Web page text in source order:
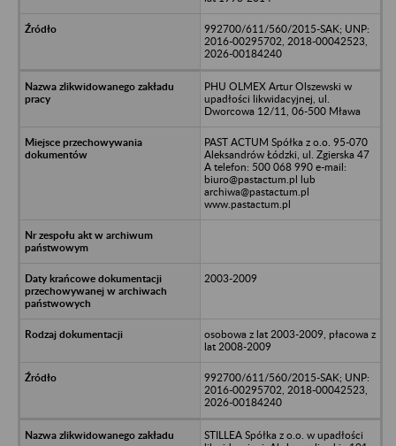
992700/611/560/2015-SAK; UNP:
2016-00295702, 2018-00042523,
2026-00184240
PHU OLMEX Artur Olszewski w
upadłości likwidacyjnej, ul.
Dworcowa 12/11, 06-500 Mława
PAST ACTUM Spółka z o.o. 95-070
Aleksandrów Łódzki, ul. Zgierska 47
A telefon: 500 068 990 e-mail:
biuro@pastactum.pl lub
archiwa@pastactum.pl
www.pastactum.pl
2003-2009
osobowa z lat 2003-2009, płacowa z
lat 2008-2009
992700/611/560/2015-SAK; UNP:
2016-00295702, 2018-00042523,
2026-00184240
STILLEA Spółka z o.o. w upadłości